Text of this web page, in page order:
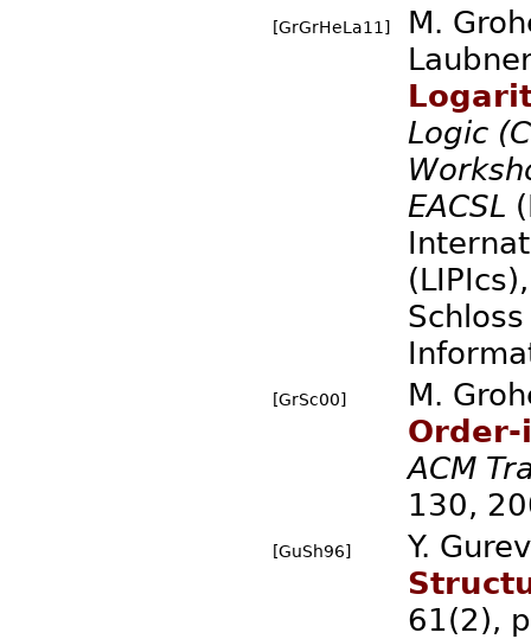
[GrGrHeLa11]
M.
Logic
EACSL
[GrSc00]
M.
ACM
130,
[GuSh96]
Y.
61(2),